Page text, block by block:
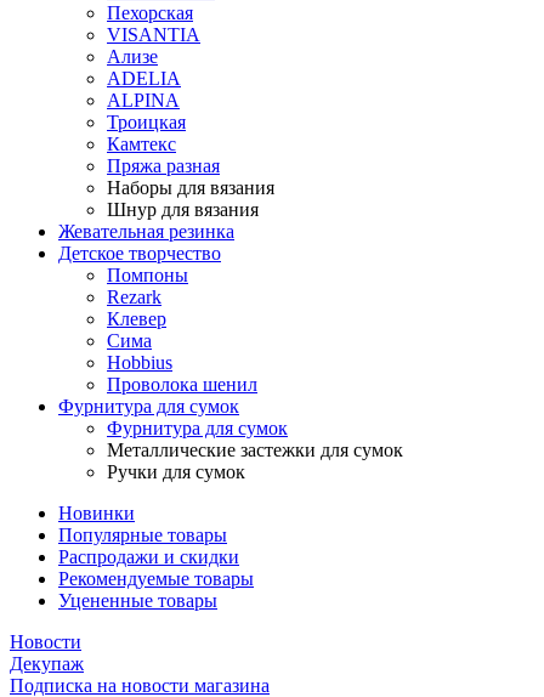
Пехорская
VISANTIA
Ализе
ADELIA
ALPINA
Троицкая
Камтекс
Пряжа разная
Наборы для вязания
Шнур для вязания
Жевательная резинка
Детское творчество
Помпоны
Rezark
Клевер
Сима
Hobbius
Проволока шенил
Фурнитура для сумок
Фурнитура для сумок
Металлические застежки для сумок
Ручки для сумок
Новинки
Популярные товары
Распродажи и скидки
Рекомендуемые товары
Уцененные товары
Новости
Декупаж
Подписка на новости магазина